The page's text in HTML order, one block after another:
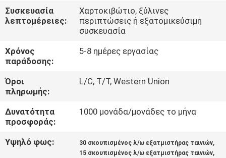
ΜΑΣ
ΕΛΆΤΕ
ΣΕ
ΕΠΑΦΉ
ΜΕ
ΖΗΤΉΣΤΕ
ΈΝΑ
ΑΠΌΣΠΑΣΜΑ
Συσκευασία
λεπτομέρειες:
Χαρτοκιβώτιο, ξύλινες
περιπτώσεις ή εξατομικεύσιμη
συσκευασία
Χρόνος
παράδοσης:
5-8 ημέρες εργασίας
Όροι
πληρωμής:
L/C, T/T, Western Union
Δυνατότητα
προσφοράς:
1000 μονάδα/μονάδες το μήνα
Υψηλό φως: 30 σκουπισμένος λ/ω εξατμιστήρας ταινιών,
15 σκουπισμένος λ/ω εξατμιστήρας ταινιών,